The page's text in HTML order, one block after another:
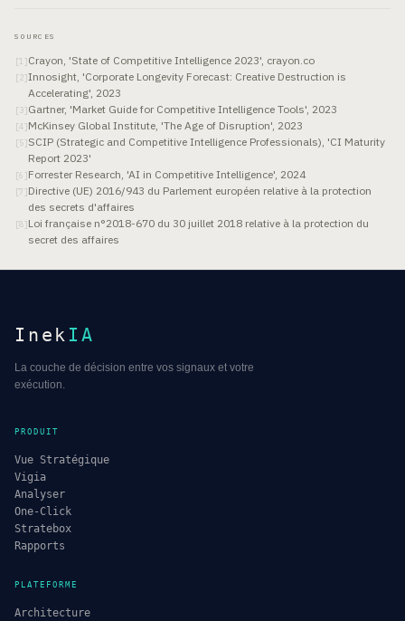
SOURCES
[1 ]Crayon, 'State of Competitive Intelligence 2023', crayon.co
[2]Innosight, 'Corporate Longevity Forecast: Creative Destruction is
Accelerating', 2023
[ 3]Gartner, 'Market Guide for Competitive Intelligence Tools', 2023
[4 ]McKinsey Global Institute, 'The Age of Disruption', 2023
[5]SCIP (Strategic and Competitive Intelligence Professionals), 'CI Maturity
Report 2023'
[6 ]Forrester Research, 'AI in Competitive Intelligence', 2024
[7 ]Directive (UE) 2016/943 du Parlement européen relative à la protection
des secrets d'affaires
[8]Loi française n°2018-670 du 30 juillet 2018 relative à la protection du
secret des affaires
Inek IA
La couche de décision entre vos signaux et votre
exécution.
PRODUIT
Vue Stratégique
Vigia
Analyser
One-Click
Stratebox
Rapports
PLATEFORME
Architecture